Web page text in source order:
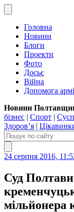
Головна
Новини
Блоги
Проекти
Фото
Досьє
Війна
Допомога
Новини
бізнес | Спорт |
Здоров’я |
24 серпня 2016,
Суд Полтави
мільйонера